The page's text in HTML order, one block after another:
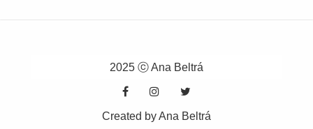
2025 ⓒ Ana Beltrá
Created by Ana Beltrá